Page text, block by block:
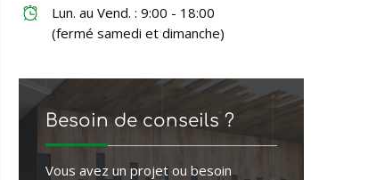
Lun. au Vend. : 9:00 - 18:00
(fermé samedi et dimanche)
Besoin de conseils ?
Vous avez un projet ou besoin